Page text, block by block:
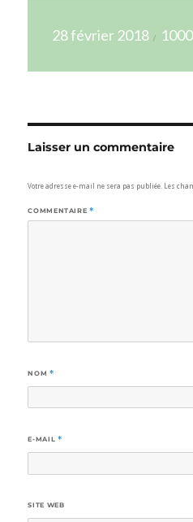
le
28 février 2018
réelle
Laisser un commentaire
Votre adresse e-mail ne sera pas publiée. Les
COMMENTAIRE *
NOM *
E-MAIL *
SITE WEB